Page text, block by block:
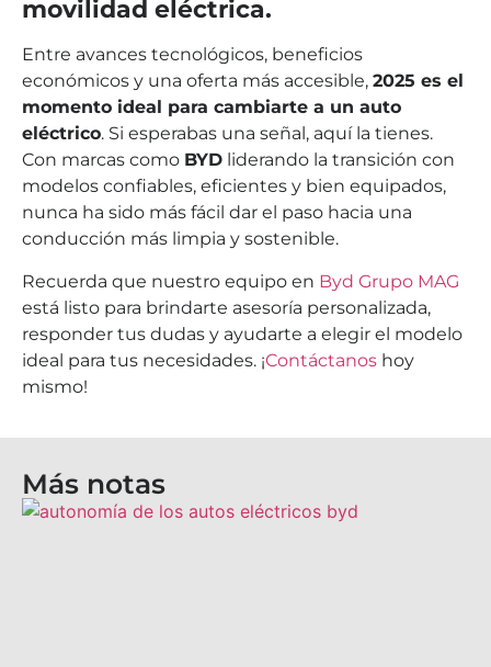
movilidad eléctrica.
Entre avances tecnológicos, beneficios
económicos y una oferta más accesible, 2025 es el
momento ideal para cambiarte a un auto
eléctrico. Si esperabas una señal, aquí la tienes.
Con marcas como BYD liderando la transición con
modelos confiables, eficientes y bien equipados,
nunca ha sido más fácil dar el paso hacia una
conducción más limpia y sostenible.
Recuerda que nuestro equipo en Byd Grupo MAG
está listo para brindarte asesoría personalizada,
responder tus dudas y ayudarte a elegir el modelo
ideal para tus necesidades. ¡Contáctanos hoy
mismo!
Más notas